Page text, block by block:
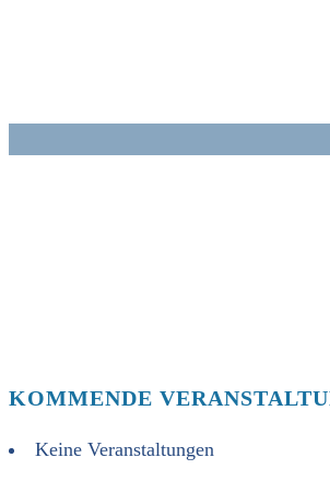
KOMMENDE
Keine Veranstaltungen